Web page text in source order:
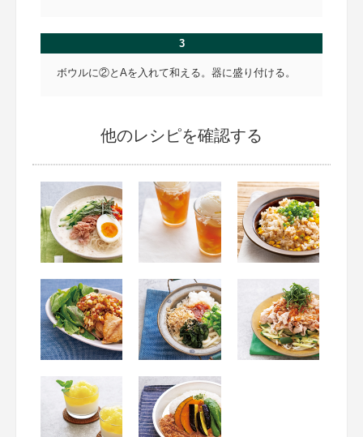
3
ボウルに②とAを入れて和える。器に盛り付ける。
他のレシピを確認する